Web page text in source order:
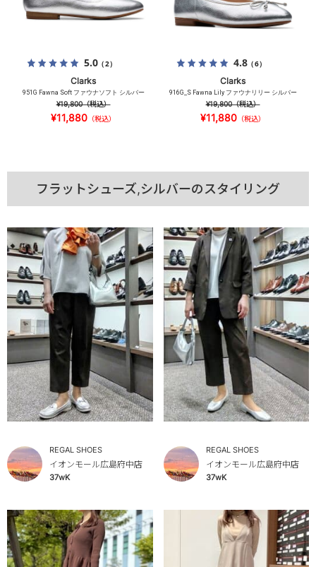
5.0（2）
Clarks
951G Fawna Soft ファウナソフト シルバー
¥19,800（税込）
¥11,880 （税込）
4.8（6）
Clarks
916G_S Fawna Lily ファウナリリー シルバー
¥19,800（税込）
¥11,880 （税込）
フラットシューズ,シルバーのスタイリング
REGAL SHOES
イオンモール広島府中店
37wK
REGAL SHOES
イオンモール広島府中店
37wK